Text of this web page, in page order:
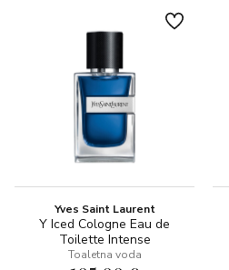
Yves Saint Laurent
Y Iced Cologne Eau de
Toilette Intense
Toaletna voda